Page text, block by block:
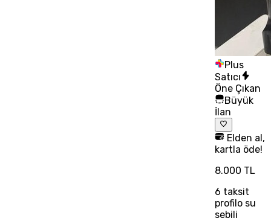
Plus
Satıcı
Öne Çıkan
Büyük
İlan
Elden al,
kartla öde!
8.000 TL
6 taksit
profilo su
sebili